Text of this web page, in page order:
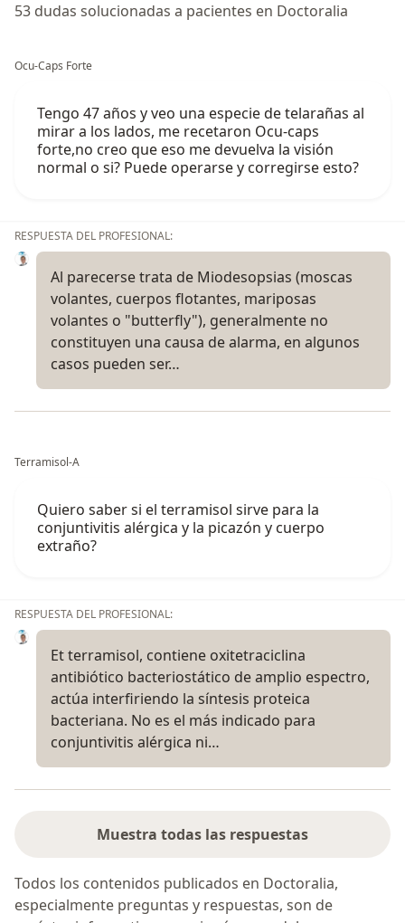
53 dudas solucionadas a pacientes en Doctoralia
Ocu-Caps Forte
Tengo 47 años y veo una especie de telarañas al
mirar a los lados, me recetaron Ocu-caps
forte,no creo que eso me devuelva la visión
normal o si? Puede operarse y corregirse esto?
RESPUESTA DEL PROFESIONAL:
Al parecerse trata de Miodesopsias (moscas
volantes, cuerpos flotantes, mariposas
volantes o "butterfly"), generalmente no
constituyen una causa de alarma, en algunos
casos pueden ser…
Terramisol-A
Quiero saber si el terramisol sirve para la
conjuntivitis alérgica y la picazón y cuerpo
extraño?
RESPUESTA DEL PROFESIONAL:
Et terramisol, contiene oxitetraciclina
antibiótico bacteriostático de amplio espectro,
actúa interfiriendo la síntesis proteica
bacteriana. No es el más indicado para
conjuntivitis alérgica ni…
Muestra todas las respuestas
Todos los contenidos publicados en Doctoralia,
especialmente preguntas y respuestas, son de